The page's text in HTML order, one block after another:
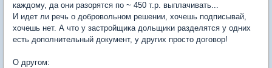
каждому, да они разорятся по ~ 450 т.р. выплачивать...
И идет ли речь о добровольном решении, хочешь подписывай,
хочешь нет. А что у застройщика дольщики разделятся у одних
есть дополнительный документ, у других просто договор!
О другом: